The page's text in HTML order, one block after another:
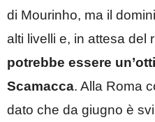
di Mourinho, ma il
alti livelli e, in attesa del
potrebbe essere
Scamacca. Alla Roma
dato che da giugno è